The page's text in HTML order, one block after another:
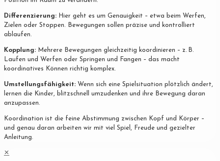
Differenzierung: Hier geht es um Genauigkeit – etwa beim Werfen,
Zielen oder Stoppen. Bewegungen sollen präzise und kontrolliert
ablaufen.
Kopplung: Mehrere Bewegungen gleichzeitig koordinieren – z. B.
Laufen und Werfen oder Springen und Fangen – das macht
koordinatives Können richtig komplex.
Umstellungsfähigkeit: Wenn sich eine Spielsituation plötzlich ändert,
lernen die Kinder, blitzschnell umzudenken und ihre Bewegung daran
anzupassen.
Koordination ist die feine Abstimmung zwischen Kopf und Körper –
und genau daran arbeiten wir mit viel Spiel, Freude und gezielter
Anleitung.
✕